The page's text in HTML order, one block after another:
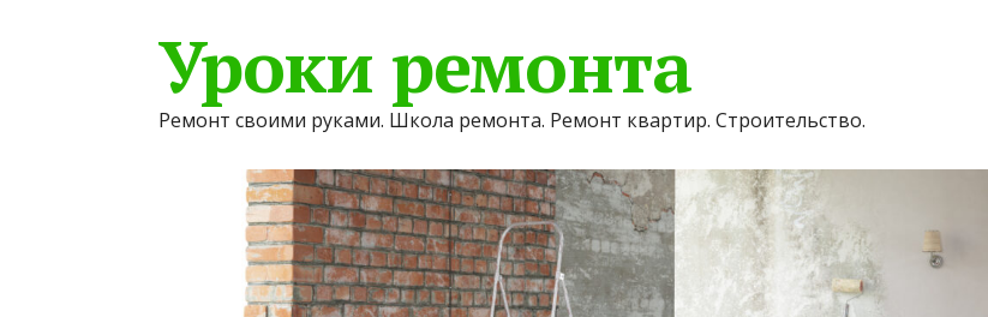
Уроки ремонта
Ремонт своими руками. Школа ремонта. Ремонт квартир. Строительство.